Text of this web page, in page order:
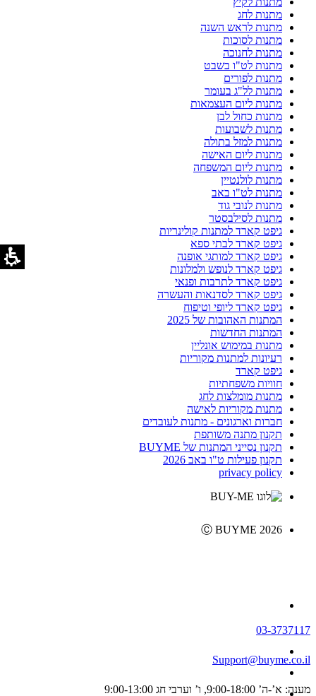
מתנות לחג
מתנות לראש השנה
מתנות לסוכות
מתנות לחנוכה
מתנות לט"ו בשבט
מתנות לפורים
מתנות לל"ג בעומר
מתנות ליום העצמאות
מתנות כחול לבן
מתנות לשבועות
מתנות למזל בתולה
מתנות ליום האישה
מתנות ליום המשפחה
מתנות לולנטיין
מתנות לט"ו באב
מתנות לנובי גוד
מתנות לסילבסטר
גיפט קארד למתנות קולינריות
גיפט קארד לבתי ספא
גיפט קארד למותגי אופנה
גיפט קארד לנופש ולמלונות
גיפט קארד לתרבות ופנאי
גיפט קארד לסדנאות והעשרה
גיפט קארד ליופי וטיפוח
המתנות האהובות של 2025
המתנות החדשות
מתנות במימוש אונליין
רעיונות למתנות מקוריות
גיפט קארד
חוויות משפחתיות
מתנות מומלצות לחג
מתנות מקוריות לאישה
חברות וארגונים - מתנות לעובדים
תקנון מתנה משותפת
תקנון נסייני המתנות של BUYME
תקנון פעילות ט"ו באב 2026
privacy policy
Ⓒ BUYME 2026
03-3737117
Support@buyme.co.il
מענה: א’-ה’ 9:00-18:00, ו’ וערבי חג 9:00-13:00